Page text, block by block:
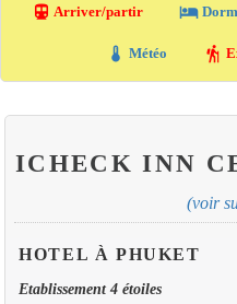
directions_transit Arriver/partir local_hotel
thermostat Météo hiking
ICHECK INN
(voir
HOTEL À PHUKET
Etablissement 4 étoiles